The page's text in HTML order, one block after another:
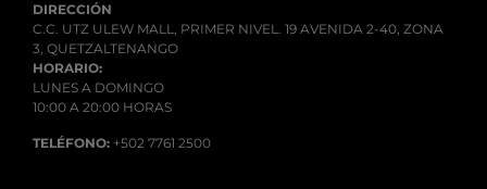
DIRECCIÓN
C.C. UTZ ULEW MALL, PRIMER NIVEL. 19 AVENIDA 2-40, ZONA
3, QUETZALTENANGO
HORARIO:
LUNES A DOMINGO
10:00 A 20:00 HORAS
TELÉFONO: +502 7761 2500